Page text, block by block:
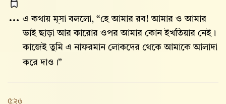
এ কথায় মূসা বললো, “হে আমার রব! আমার ও আমার
ভাই ছাড়া আর কারোর ওপর আমার কোন ইখতিয়ার নেই।
কাজেই তুমি এ নাফরমান লোকদের থেকে আমাকে আলাদা
করে দাও।”
৫:২৬